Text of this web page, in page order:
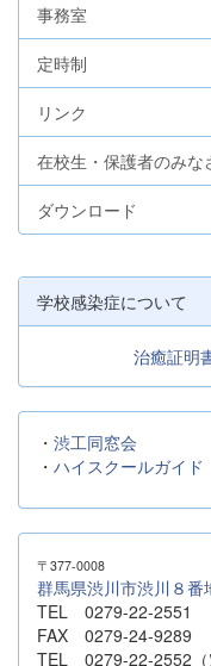
事務室
定時制
リンク
在校生・保護者のみな
ダウンロード
学校感染症について
治癒証明
・ 渋工同窓会
・ ハイスクールガイド
〒377-0008
群馬県渋川市渋川８番
TEL 0279-22-2551
FAX 0279-24-9289
TEL 0279-22-2552（